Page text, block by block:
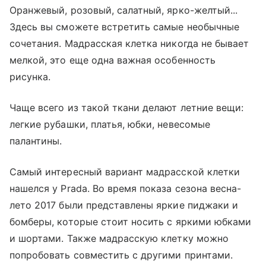
Оранжевый, розовый, салатный, ярко-желтый...
Здесь вы сможете встретить самые необычные
сочетания. Мадрасская клетка никогда не бывает
мелкой, это еще одна важная особенность
рисунка.
Чаще всего из такой ткани делают летние вещи:
легкие рубашки, платья, юбки, невесомые
палантины.
Самый интересный вариант мадрасской клетки
нашелся у Prada. Во время показа сезона весна-
лето 2017 были представлены яркие пиджаки и
бомберы, которые стоит носить с яркими юбками
и шортами. Также мадрасскую клетку можно
попробовать совместить с другими принтами.